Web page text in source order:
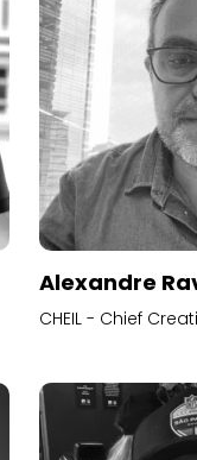
Alexandre
CHEIL - Chief